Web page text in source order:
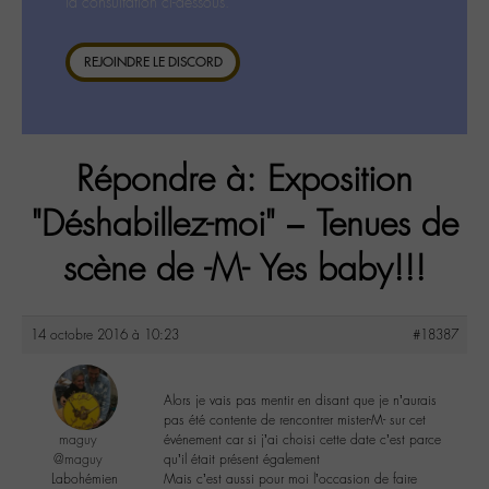
REJOINDRE LE DISCORD
Répondre à: Exposition
"Déshabillez-moi" – Tenues de
scène de -M- Yes baby!!!
14 octobre 2016 à 10:23 #18387
maguy
@maguy
Labohémien
Alors je vais pas mentir en disant que je n’aurais
pas été contente de rencontrer mister-M- sur cet
événement car si j’ai choisi cette date c’est parce
qu’il était présent également
Mais c’est aussi pour moi l’occasion de faire